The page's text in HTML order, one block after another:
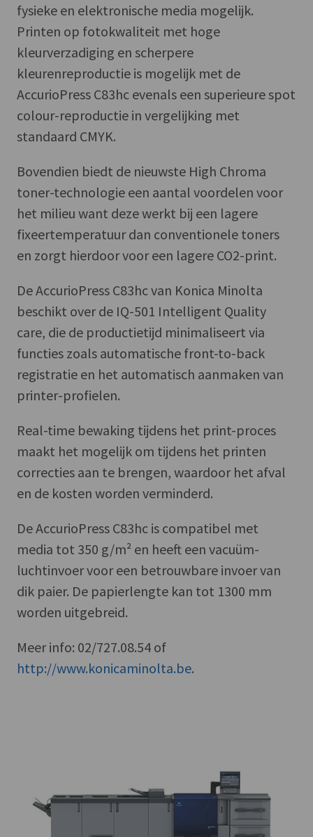
fysieke en elektronische media mogelijk.
Printen op fotokwaliteit met hoge
kleurverzadiging en scherpere
kleurenreproductie is mogelijk met de
AccurioPress C83hc evenals een superieure spot
colour-reproductie in vergelijking met
standaard CMYK.
Bovendien biedt de nieuwste High Chroma
toner-technologie een aantal voordelen voor
het milieu want deze werkt bij een lagere
fixeertemperatuur dan conventionele toners
en zorgt hierdoor voor een lagere CO2-print.
De AccurioPress C83hc van Konica Minolta
beschikt over de IQ-501 Intelligent Quality
care, die de productietijd minimaliseert via
functies zoals automatische front-to-back
registratie en het automatisch aanmaken van
printer-profielen.
Real-time bewaking tijdens het print-proces
maakt het mogelijk om tijdens het printen
correcties aan te brengen, waardoor het afval
en de kosten worden verminderd.
De AccurioPress C83hc is compatibel met
media tot 350 g/m² en heeft een vacuüm-
luchtinvoer voor een betrouwbare invoer van
dik paier. De papierlengte kan tot 1300 mm
worden uitgebreid.
Meer info: 02/727.08.54 of
http://www.konicaminolta.be.